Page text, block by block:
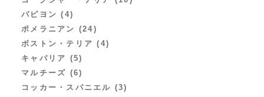
パピヨン (4)
ポメラニアン (24)
ボストン・テリア (4)
キャバリア (5)
マルチーズ (6)
コッカー・スパニエル (3)